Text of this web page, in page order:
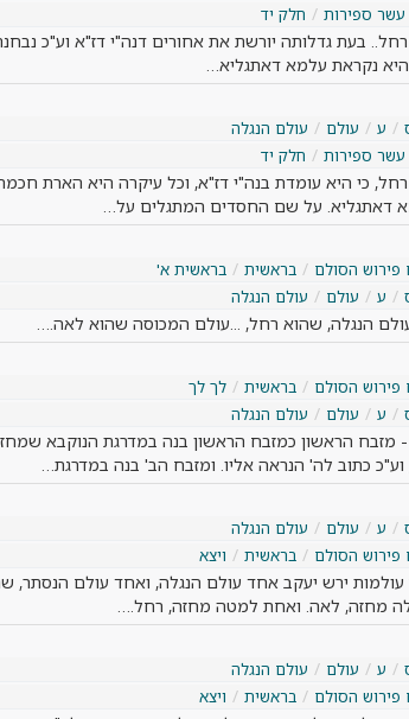
עשר ספירות חלק יד
בעת גדלותה יורשת את אחורים דנה"י דז"א וע"כ
נקראת עלמא דאתגליא…
ע עולם
עולם הנגלה
עשר ספירות חלק יד
כי היא עומדת בנה"י דז"א, וכל עיקרה היא הארת
דאתגליא. על שם החסדים המתגלים על…
פירוש הסולם בראשית
בראשית א'
ע עולם עולם הנגלה
הנגלה, שהוא רחל, ...עולם המכוסה שהוא לאה.…
פירוש הסולם בראשית
לך לך
ע עולם עולם הנגלה
מזבח הראשון כמזבח הראשון בנה במדרגת הנוקבא
כתוב לה' הנראה אליו. ומזבח הב' בנה במדרגת…
ע עולם
עולם הנגלה
פירוש הסולם בראשית ויצא
עולמות ירש יעקב אחד עולם הנגלה, ואחד עולם הנסתר,
מחזה, לאה. ואחת למטה מחזה, רחל.…
ע עולם
עולם הנגלה
פירוש הסולם בראשית ויצא